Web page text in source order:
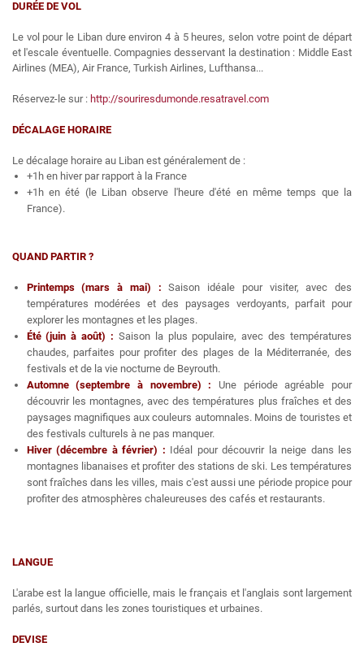
DURÉE DE VOL
Le vol pour le Liban dure environ 4 à 5 heures, selon votre point de départ
et l'escale éventuelle. Compagnies desservant la destination : Middle East
Airlines (MEA), Air France, Turkish Airlines, Lufthansa...
Réservez-le sur : http://souriresdumonde.resatravel.com
DÉCALAGE HORAIRE
Le décalage horaire au Liban est généralement de :
+1h en hiver par rapport à la France
+1h en été (le Liban observe l'heure d'été en même temps que la
France).
QUAND PARTIR ?
Printemps (mars à mai) :
Saison idéale pour visiter, avec des
températures modérées et des paysages verdoyants, parfait pour
explorer les montagnes et les plages.
Été (juin à août) : Saison la plus populaire, avec des températures
chaudes, parfaites pour profiter des plages de la Méditerranée, des
festivals et de la vie nocturne de Beyrouth.
Automne (septembre à novembre) : Une période agréable pour
découvrir les montagnes, avec des températures plus fraîches et des
paysages magnifiques aux couleurs automnales. Moins de touristes et
des festivals culturels à ne pas manquer.
Hiver (décembre à février) : Idéal pour découvrir la neige dans les
montagnes libanaises et profiter des stations de ski. Les températures
sont fraîches dans les villes, mais c'est aussi une période propice pour
profiter des atmosphères chaleureuses des cafés et restaurants.
LANGUE
L'arabe est la langue officielle, mais le français et l'anglais sont largement
parlés, surtout dans les zones touristiques et urbaines.
DEVISE